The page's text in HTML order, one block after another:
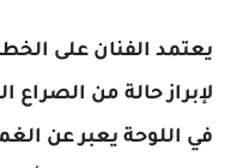
يعتمد الفنان على
لإبراز حالة من الصراع
في اللوحة يعبر عن